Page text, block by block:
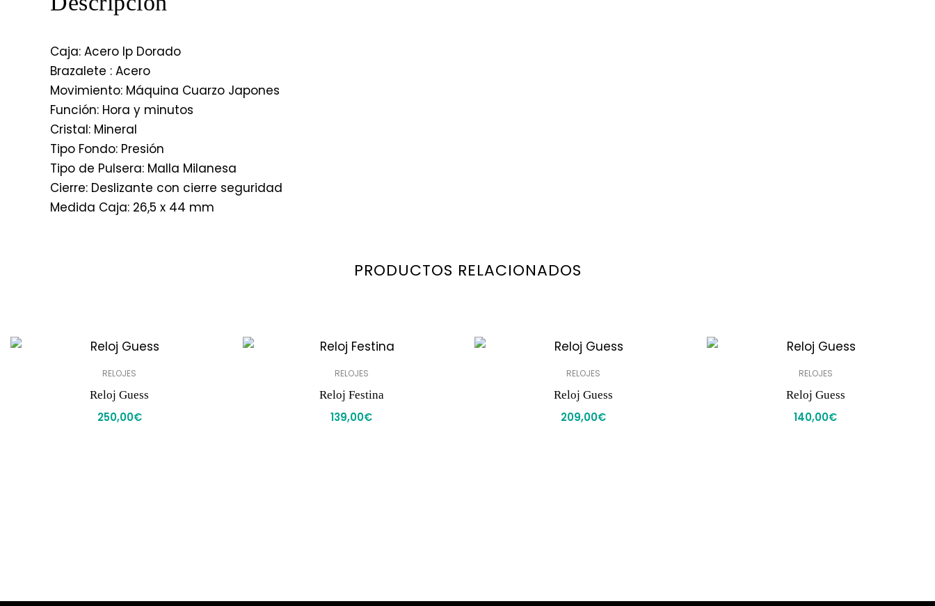
Caja: Acero Ip Dorado
Brazalete : Acero
Movimiento: Máquina Cuarzo Japones
Función: Hora y minutos
Cristal: Mineral
Tipo Fondo: Presión
Tipo de Pulsera: Malla Milanesa
Cierre: Deslizante con cierre seguridad
Medida Caja: 26,5 x 44 mm
PRODUCTOS RELACIONADOS
RELOJES
Reloj Guess
250,00€
RELOJES
Reloj Festina
139,00€
RELOJES
Reloj Guess
209,00€
RELOJES
Reloj Guess
140,00€